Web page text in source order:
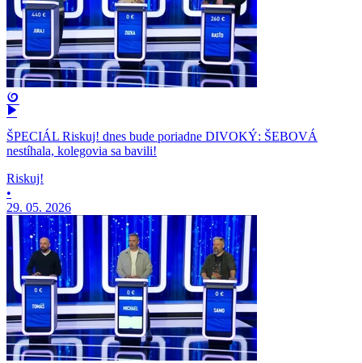
ŠPECIÁL Riskuj! dnes bude poriadne DIVOKÝ: ŠEBOVÁ
nestíhala, kolegovia sa bavili!
Riskuj!
•
29. 05. 2026